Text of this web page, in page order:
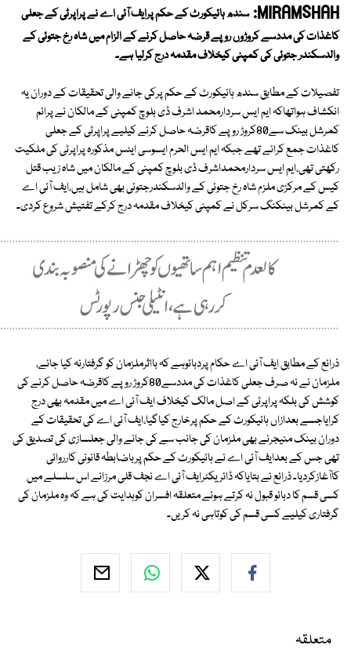
MIRAMSHAH: سندھ ہائیکورٹ کے حکم پرایف آئی اے نے پراپرٹی کے جعلی
کاغذات کی مددسے کروڑوں روپے قرضہ حاصل کرنے کے الزام میں شاہ رخ جتوئی کے
والدسکندر جتوئی کی کمپنی کیخلاف مقدمہ درج کرلیا ہے۔
تفصیلات کے مطابق سندھ ہائیکورٹ کے حکم پرکی جانے والی تحقیقات کے دوران یہ
انکشاف ہواتھاکہ ایم ایس سردارمحمد اشرف ڈی بلوچ کمپنی کے مالکان نے پرائم
کمرشل بینک سے80کروڑ روپے کاقرضہ حاصل کرنے کیلیے پراپرٹی کے جعلی
کاغذات جمع کرائے تھے جبکہ ایم ایس الحرم ایسوسی ایٹس مذکورہ پراپرٹی کی ملکیت
رکھتی تھی،ایم ایس سردارمحمداشرف ڈی بلوچ کمپنی کے مالکان میں شاہ زیب قتل
کیس کے مرکزی ملزم شاہ رخ جتوئی کے والدسکندرجتوئی بھی شامل ہیں،ایف آئی اے
کے کمرشل بینکنگ سرکل نے کمپنی کیخلاف مقدمہ درج کرکے تفتیش شروع کردی۔
ذرائع کے مطابق ایف آئی اے حکام پردبائوہے کہ بااثرملزمان کو گرفتارنہ کیا جائے،
ملزمان نے نہ صرف جعلی کاغذات کی مددسے80کروڑ روپے کاقرضہ حاصل کرنے کی
کوشش کی بلکہ پراپرٹی کے اصل مالک کیخلاف ایف آئی اے میں مقدمہ بھی درج
کرایاجسے بعدازاں ہائیکورٹ کے حکم پرخارج کیاگیا،ایف آئی اے کی تحقیقات کے
دوران بینک منیجرنے بھی ملزمان کی جانب سے کی جانے والی جعلسازی کی تصدیق کی
تھی جس کے بعدایف آئی اے نے ہائیکورٹ کے حکم پرباضابطہ قانونی کارروائی
کاآغازکردیا۔ ذرائع نے بتایاکہ ڈائریکٹرایف آئی اے نجف قلی مرزانے اس سلسلے میں
کسی قسم کا دبائو قبول نہ کرتے ہوئے متعلقہ افسران کوہدایت کی ہے کہ وہ ملزمان کی
گرفتاری کیلیے کسی قسم کی کوتاہی نہ کریں۔
متعلقہ